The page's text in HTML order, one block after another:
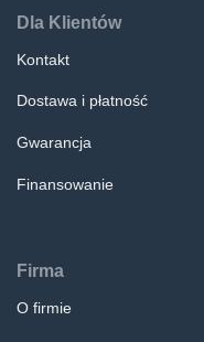
Dla Klientów
Kontakt
Dostawa i płatność
Gwarancja
Finansowanie
Firma
O firmie